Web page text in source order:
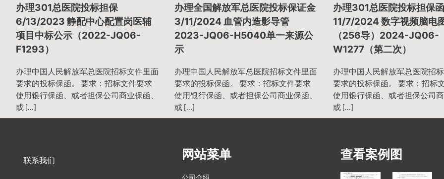
导
航
办理301总医院投标担保
6/13/2023 静配中心配置岗医辅
项目中标公示（2022-JQ06-
F1293）
办理中国人民解放军总医院招标文件里面
要求的投标保函。 要求：招标文件要求
使用银行保函、或者担保公司商业保函、
或 […]
办理全国解放军总医院投标保证金
3/11/2024 血管内造影导管
2023-JQ06-H5040单一来源公
示
办理中国人民解放军总医院招标文件里面
要求的投标保函。 要求：招标文件要求
使用银行保函、或者担保公司商业保函、
或 […]
办理301总医院投标担保函
11/7/2024 数字视频脑电
（256导）2024-JQ06-
W1277（第二次）
办理中国人民解放军总医院招
要求的投标保函。 要求：招标
使用银行保函、或者担保公司商
或 […]
联系我们 网站菜单
公司介绍
查看案例图